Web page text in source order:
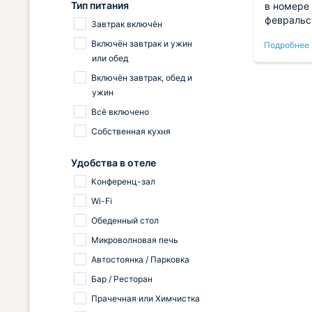
Удобная кровать с мягким
матрасом и чистым постельным
бельем, есть своя ванная. Вайфай
работает хорош, можно смотреть
фильмы спокойно. Чисто, уютно и
комфортно.
Подробнее
в номере
из окна.
никаких
Подробнее
Тип питания
Завтрак включён
Включён завтрак и ужин
или обед
Включён завтрак, обед и
ужин
Всё включено
Собственная кухня
Удобства в отеле
Конференц-зал
Wi-Fi
Обеденный стол
Микроволновая печь
Автостоянка / Парковка
Бар / Ресторан
Прачечная или Химчистка